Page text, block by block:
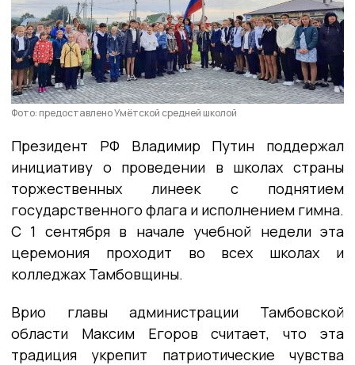
Фото: предоставлено Умётской средней школой
Президент РФ Владимир Путин поддержал
инициативу о проведении в школах страны
торжественных линеек с поднятием
государственного флага и исполнением гимна.
С 1 сентября в начале учебной недели эта
церемония проходит во всех школах и
колледжах Тамбовщины.
Врио главы администрации Тамбовской
области Максим Егоров считает, что эта
традиция укрепит патриотические чувства